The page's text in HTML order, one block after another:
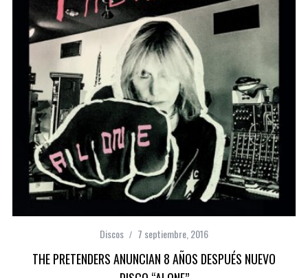
Discos 7 septiembre, 2016
THE PRETENDERS ANUNCIAN 8 AÑOS DESPUÉS NUEVO